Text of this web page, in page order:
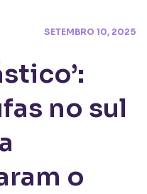
SETEMBRO 10, 2025
no sul
o